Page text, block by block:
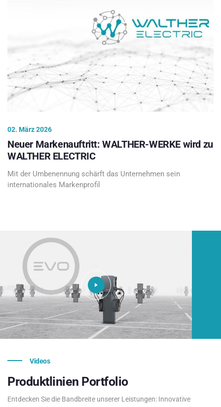
02. März 2026
Neuer Markenauftritt: WALTHER-WERKE wird zu
WALTHER ELECTRIC
Mit der Umbenennung schärft das Unternehmen sein
internationales Markenprofil
Videos
Produktlinien Portfolio
Entdecken Sie die Bandbreite unserer Leistungen: Innovative